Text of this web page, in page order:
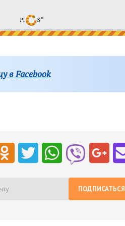
в Facebook
ПОДПИСАТЬСЯ